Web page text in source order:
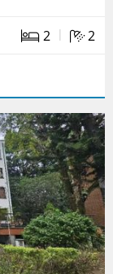
2 | 2